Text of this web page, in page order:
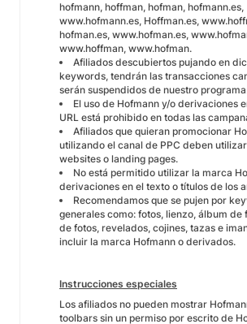
hofmann, hoffman, hofman, hofmann.es,
www.hofmann.es, Hoffman.es,
hofman.es, www.hofman.es,
www.hoffman, www.hofman.
Afiliados descubiertos pujando en
keywords, tendrán las transacciones
serán suspendidos de nuestro
El uso de Hofmann y/o derivaciones
URL está prohibido en todas las
Afiliados que quieran promocionar
utilizando el canal de PPC deben
websites o landing pages.
No está permitido utilizar la marca
derivaciones en el texto o títulos de los
Recomendamos que se pujen por
generales como: fotos, lienzo, álbum de
de fotos, revelados, cojines, tazas e
incluir la marca Hofmann o derivados.
Instrucciones especiales
Los afiliados no pueden mostrar
toolbars sin un permiso por escrito de